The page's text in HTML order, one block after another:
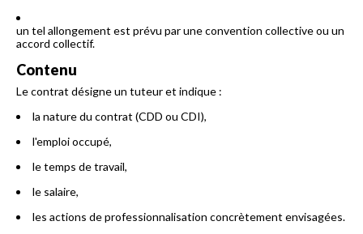
un tel allongement est prévu par une convention collective ou un
accord collectif.
Contenu
Le contrat désigne un tuteur et indique :
la nature du contrat (CDD ou CDI),
l'emploi occupé,
le temps de travail,
le salaire,
les actions de professionnalisation concrètement envisagées.